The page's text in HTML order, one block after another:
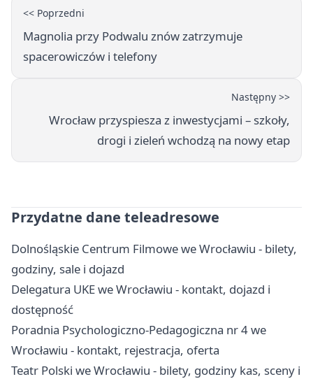
<< Poprzedni
Magnolia przy Podwalu znów zatrzymuje
spacerowiczów i telefony
Następny >>
Wrocław przyspiesza z inwestycjami – szkoły,
drogi i zieleń wchodzą na nowy etap
Przydatne dane teleadresowe
Dolnośląskie Centrum Filmowe we Wrocławiu - bilety,
godziny, sale i dojazd
Delegatura UKE we Wrocławiu - kontakt, dojazd i
dostępność
Poradnia Psychologiczno-Pedagogiczna nr 4 we
Wrocławiu - kontakt, rejestracja, oferta
Teatr Polski we Wrocławiu - bilety, godziny kas, sceny i